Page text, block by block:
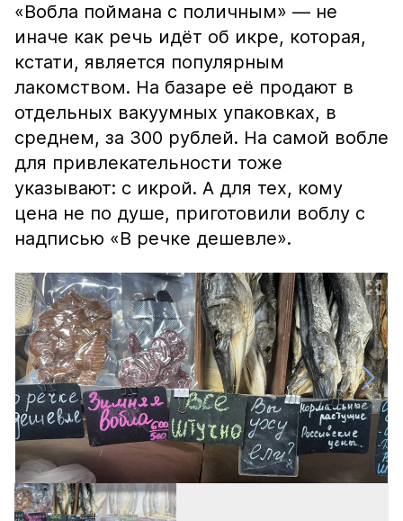
«Вобла поймана с поличным» — не
иначе как речь идёт об икре, которая,
кстати, является популярным
лакомством. На базаре её продают в
отдельных вакуумных упаковках, в
среднем, за 300 рублей. На самой вобле
для привлекательности тоже
указывают: с икрой. А для тех, кому
цена не по душе, приготовили воблу с
надписью «В речке дешевле».